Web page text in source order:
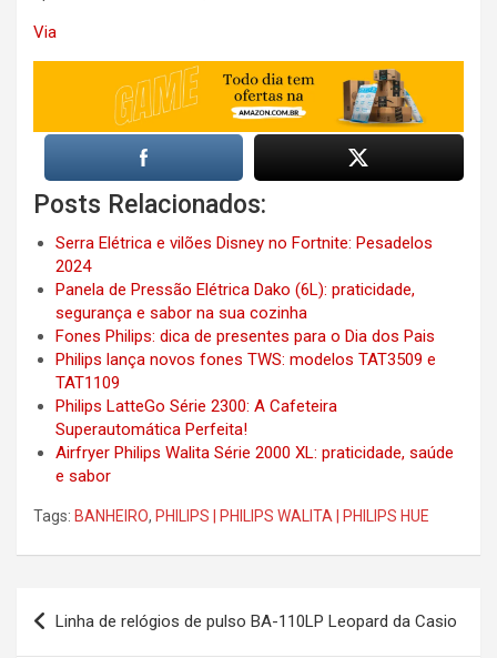
Via
Posts Relacionados:
Serra Elétrica e vilões Disney no Fortnite: Pesadelos
2024
Panela de Pressão Elétrica Dako (6L): praticidade,
segurança e sabor na sua cozinha
Fones Philips: dica de presentes para o Dia dos Pais
Philips lança novos fones TWS: modelos TAT3509 e
TAT1109
Philips LatteGo Série 2300: A Cafeteira
Superautomática Perfeita!
Airfryer Philips Walita Série 2000 XL: praticidade, saúde
e sabor
Tags: BANHEIRO, PHILIPS | PHILIPS WALITA | PHILIPS HUE
Post
navigation
Linha de relógios de pulso BA-110LP Leopard da Casio